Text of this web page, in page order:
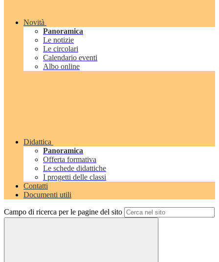
Novità
Panoramica
Le notizie
Le circolari
Calendario eventi
Albo online
Didattica
Panoramica
Offerta formativa
Le schede didattiche
I progetti delle classi
Contatti
Documenti utili
Campo di ricerca per le pagine del sito